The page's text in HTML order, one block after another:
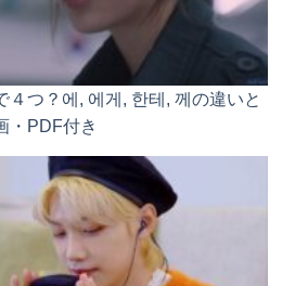
４つ？에, 에게, 한테, 께の違いと
・PDF付き